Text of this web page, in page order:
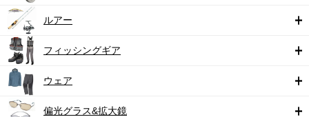
ルアー
フィッシングギア
ウェア
偏光グラス&拡大鏡